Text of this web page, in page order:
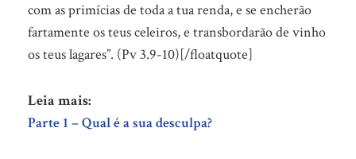
com as primícias de toda a tua renda, e se encherão
fartamente os teus celeiros, e transbordarão de vinho
os teus lagares”. (Pv 3.9-10)[/floatquote]
Leia mais:
Parte 1 – Qual é a sua desculpa?